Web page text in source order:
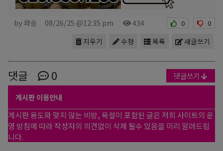
by 와송 08/26/25 @12:35 pm 434 0 0
새글쓰기
목록
수정
지우기
댓글 0 댓글쓰기
게시판 이용안내
게시판 용도와 맞지 않는 비방, 욕설이 포함된 글은 저희 사이트의 운
영 방침에 따라 작성자의 의견없이 삭제 될수 있음을 미리 알려드립
니다.